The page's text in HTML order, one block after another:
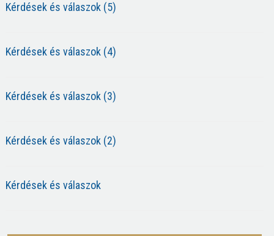
Kérdések és válaszok (5)
Kérdések és válaszok (4)
Kérdések és válaszok (3)
Kérdések és válaszok (2)
Kérdések és válaszok